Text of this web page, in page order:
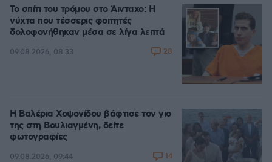
Το σπίτι του τρόμου στο Άινταχο: Η
νύχτα που τέσσερις φοιτητές
δολοφονήθηκαν μέσα σε λίγα λεπτά
09.08.2026, 08:33 28
Η Βαλέρια Χοψονίδου βάφτισε τον γιο
της στη Βουλιαγμένη, δείτε
φωτογραφίες
09.08.2026, 09:44 14